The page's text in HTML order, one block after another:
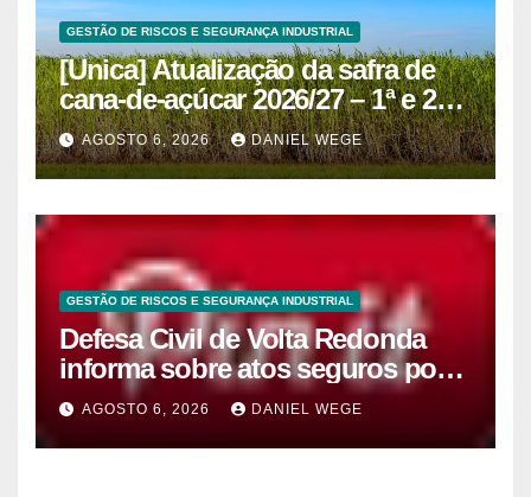
GESTÃO DE RISCOS E SEGURANÇA INDUSTRIAL
[Unica] Atualização da safra de
cana-de-açúcar 2026/27 – 1ª e 2ª
quinzenas de junho
AGOSTO 6, 2026 DANIEL WEGE
GESTÃO DE RISCOS E SEGURANÇA INDUSTRIAL
Defesa Civil de Volta Redonda
informa sobre atos seguros por
conta de efeitos meteorológicos
AGOSTO 6, 2026 DANIEL WEGE